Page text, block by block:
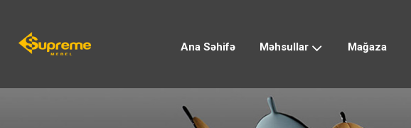
Ana Səhifə Məhsullar Mağaza